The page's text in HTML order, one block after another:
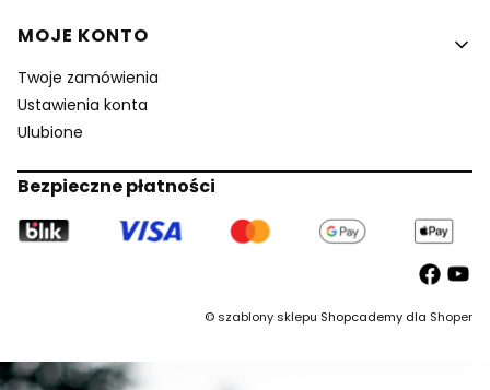
MOJE KONTO
Twoje zamówienia
Ustawienia konta
Ulubione
Bezpieczne płatności
©szablony sklepu Shopcademy dla Shoper